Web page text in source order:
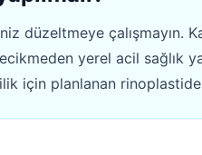
düzeltmeye çalışmayın.
yerel acil sağlık
için planlanan